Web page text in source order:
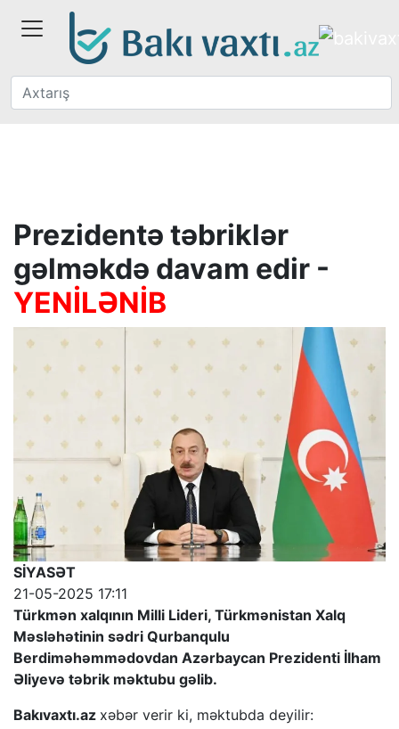
Prezidentə təbriklər
gəlməkdə davam edir -
YENİLƏNİB
SİYASƏT
21-05-2025 17:11
Türkmən xalqının Milli Lideri, Türkmənistan Xalq
Məsləhətinin sədri Qurbanqulu
Berdiməhəmmədovdan Azərbaycan Prezidenti İlham
Əliyevə təbrik məktubu gəlib.
Bakıvaxtı.az xəbər verir ki, məktubda deyilir: